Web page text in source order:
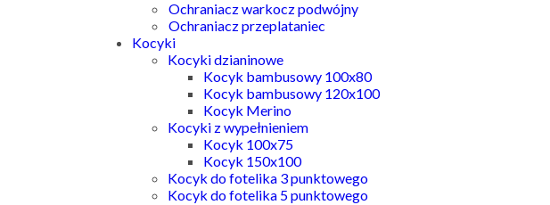
Ochraniacz warkocz podwójny
Ochraniacz przeplataniec
Kocyki
Kocyki dzianinowe
Kocyk bambusowy 100x80
Kocyk bambusowy 120x100
Kocyk Merino
Kocyki z wypełnieniem
Kocyk 100x75
Kocyk 150x100
Kocyk do fotelika 3 punktowego
Kocyk do fotelika 5 punktowego